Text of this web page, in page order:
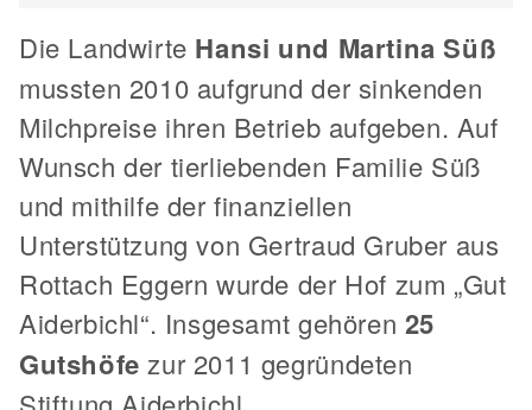
Die Landwirte Hansi und Martina Süß
mussten 2010 aufgrund der sinkenden
Milchpreise ihren Betrieb aufgeben. Auf
Wunsch der tierliebenden Familie Süß
und mithilfe der finanziellen
Unterstützung von Gertraud Gruber aus
Rottach Eggern wurde der Hof zum „Gut
Aiderbichl“. Insgesamt gehören 25
Gutshöfe zur 2011 gegründeten